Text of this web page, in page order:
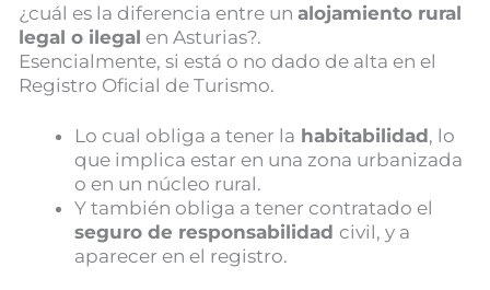
¿cuál es la diferencia entre un alojamiento rural
legal o ilegal en Asturias?.
Esencialmente, si está o no dado de alta en el
Registro Oficial de Turismo.
Lo cual obliga a tener la habitabilidad, lo
que implica estar en una zona urbanizada
o en un núcleo rural.
Y también obliga a tener contratado el
seguro de responsabilidad civil, y a
aparecer en el registro.